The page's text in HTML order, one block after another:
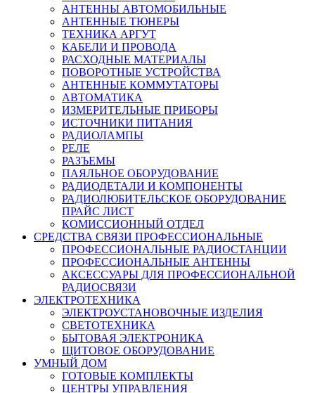
АНТЕННЫ АВТОМОБИЛЬНЫЕ
АНТЕННЫЕ ТЮНЕРЫ
ТЕХНИКА АРГУТ
КАБЕЛИ И ПРОВОДА
РАСХОДНЫЕ МАТЕРИАЛЫ
ПОВОРОТНЫЕ УСТРОЙСТВА
АНТЕННЫЕ КОММУТАТОРЫ
АВТОМАТИКА
ИЗМЕРИТЕЛЬНЫЕ ПРИБОРЫ
ИСТОЧНИКИ ПИТАНИЯ
РАДИОЛАМПЫ
РЕЛЕ
РАЗЪЕМЫ
ПАЯЛЬНОЕ ОБОРУДОВАНИЕ
РАДИОДЕТАЛИ И КОМПОНЕНТЫ
РАДИОЛЮБИТЕЛЬСКОЕ ОБОРУДОВАНИЕ
ПРАЙС ЛИСТ
КОМИССИОННЫЙ ОТДЕЛ
СРЕДСТВА СВЯЗИ ПРОФЕССИОНАЛЬНЫЕ
ПРОФЕССИОНАЛЬНЫЕ РАДИОСТАНЦИИ
ПРОФЕССИОНАЛЬНЫЕ АНТЕННЫ
АКСЕССУАРЫ ДЛЯ ПРОФЕССИОНАЛЬНОЙ
РАДИОСВЯЗИ
ЭЛЕКТРОТЕХНИКА
ЭЛЕКТРОУСТАНОВОЧНЫЕ ИЗДЕЛИЯ
СВЕТОТЕХНИКА
БЫТОВАЯ ЭЛЕКТРОНИКА
ЩИТОВОЕ ОБОРУДОВАНИЕ
УМНЫЙ ДОМ
ГОТОВЫЕ КОМПЛЕКТЫ
ЦЕНТРЫ УПРАВЛЕНИЯ